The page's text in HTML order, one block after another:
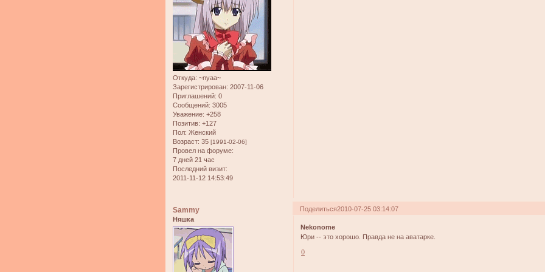
Откуда: ~nyaa~
Зарегистрирован: 2007-11-06
Приглашений: 0
Сообщений: 3005
Уважение: +258
Позитив: +127
Пол: Женский
Возраст: 35 [1991-02-06]
Провел на форуме:
7 дней 21 час
Последний визит:
2011-11-12 14:53:49
Поделиться2010-07-25 03:14:07
Sammy
Няшка
Nekonome
Юри -- это хорошо. Правда не на аватарке.
0